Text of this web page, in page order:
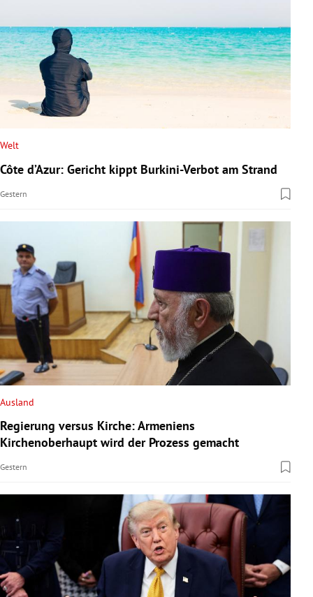
Welt
Côte d’Azur: Gericht kippt Burkini-Verbot am Strand
Gestern
Ausland
Regierung versus Kirche: Armeniens
Kirchenoberhaupt wird der Prozess gemacht
Gestern